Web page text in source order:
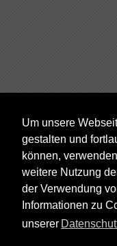
Um unsere
gestalten und
können,
weitere Nutzung
der Verwendung
Informationen zu
unserer